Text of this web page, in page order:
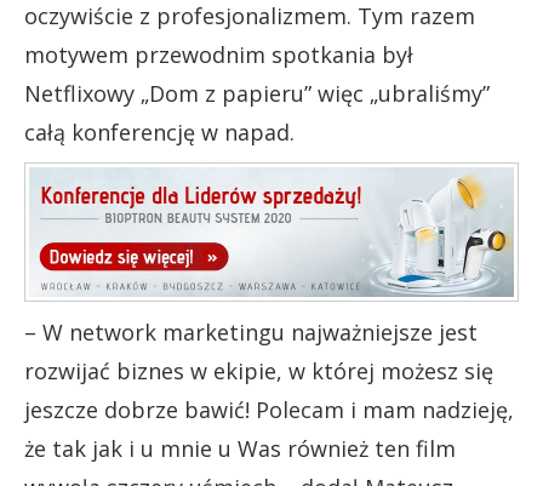
oczywiście z profesjonalizmem. Tym razem
motywem przewodnim spotkania był
Netflixowy „Dom z papieru” więc „ubraliśmy”
całą konferencję w napad.
– W network marketingu najważniejsze jest
rozwijać biznes w ekipie, w której możesz się
jeszcze dobrze bawić! Polecam i mam nadzieję,
że tak jak i u mnie u Was również ten film